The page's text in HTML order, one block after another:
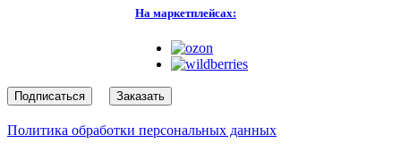
На маркетплейсах:
Подписаться Заказать
Политика обработки персональных данных